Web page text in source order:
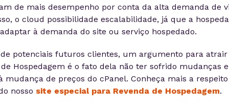
de mais desempenho por conta da alta demanda de
o cloud possibilidade escalabilidade, já que a
à demanda do site ou serviço hospedado.
de potenciais futuros clientes, um argumento para atrair
Hospedagem é o fato dela não ter sofrido mudanças
mudança de preços do cPanel. Conheça mais a respeito
nosso site especial para Revenda de Hospedagem.